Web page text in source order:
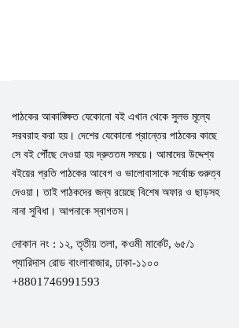
পাঠকের আকাঙ্ক্ষিত যেকোনো বই এখান থেকে সুলভ মূল্যে
সরবরাহ করা হয়। দেশের যেকোনো প্রান্তের পাঠকের কাছে
সে বই পৌঁছে দেওয়া হয় দ্রুততম সময়ে। আমাদের উদ্দেশ্য
বইয়ের প্রতি পাঠকের আবেগ ও ভালোবাসাকে সর্বোচ্চ গুরুত্ব
দেওয়া। তাই পাঠকদের জন্য রয়েছে বিশেষ অফার ও ছাড়সহ
নানা সুবিধা। আপনাকে স্বাগতম।
দোকান নং : ১২, তৃতীয় তলা, কওমী মার্কেট, ৬৫/১
প্যারিদাস রোড বাংলাবাজার, ঢাকা-১১০০
+8801746991593